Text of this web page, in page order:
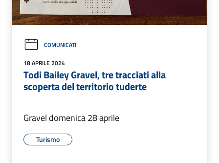
COMUNICATI
18 APRILE 2024
Todi Bailey Gravel, tre tracciati alla
scoperta del territorio tuderte
Gravel domenica 28 aprile
Turismo